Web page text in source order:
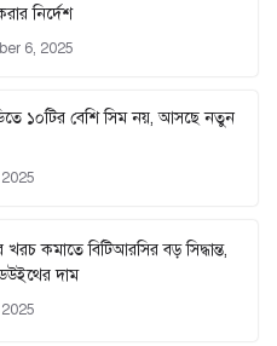
নির্দেশ
6, 2025
১০টির বেশি সিম নয়, আসছে নতুন
খরচ কমাতে বিটিআরসির বড় সিদ্ধান্ত,
দাম